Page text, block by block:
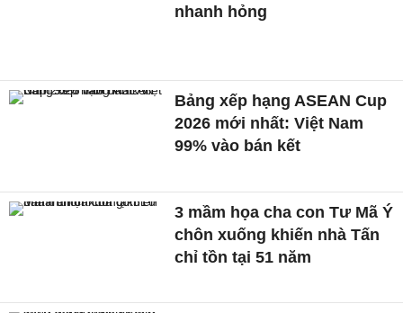
nhanh hỏng
Bảng xếp hạng ASEAN Cup
2026 mới nhất: Việt Nam
99% vào bán kết
3 mầm họa cha con Tư Mã Ý
chôn xuống khiến nhà Tấn
chỉ tồn tại 51 năm